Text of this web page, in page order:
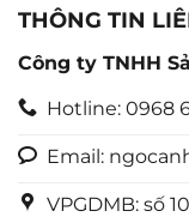
THÔNG TIN
Công ty TNHH
Hotline: 0968
Email:
VPGDMB: số